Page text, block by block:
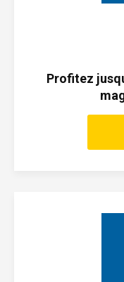
Profitez